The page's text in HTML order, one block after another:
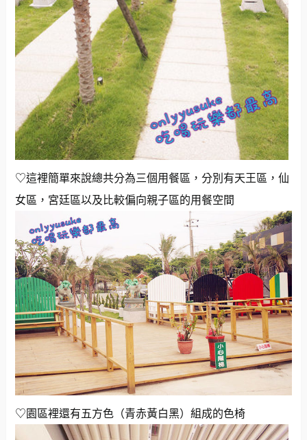
♡這裡簡單來說總共分為三個用餐區，分別有天王區，仙
女區，宮廷區以及比較偏向親子區的用餐空間
♡園區裡還有五方色（青赤黃白黑）組成的色椅